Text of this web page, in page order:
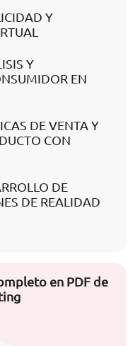
Y
Y
EN
DE VENTA Y
CON
DE
DE REALIDAD
en PDF de